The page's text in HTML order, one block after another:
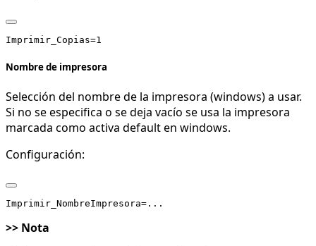
Nombre de impresora
Selección del nombre de la impresora (windows) a usar.
Si no se especifica o se deja vacío se usa la impresora
marcada como activa default en windows.
Configuración:
>> Nota